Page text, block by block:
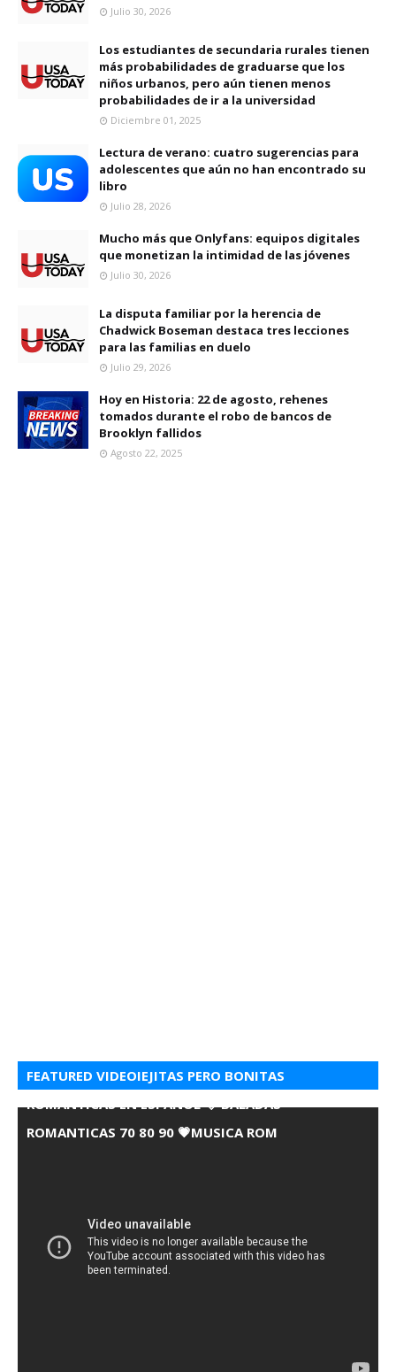
Julio 30, 2026
Los estudiantes de secundaria rurales tienen
más probabilidades de graduarse que los
niños urbanos, pero aún tienen menos
probabilidades de ir a la universidad
Diciembre 01, 2025
Lectura de verano: cuatro sugerencias para
adolescentes que aún no han encontrado su
libro
Julio 28, 2026
Mucho más que Onlyfans: equipos digitales
que monetizan la intimidad de las jóvenes
Julio 30, 2026
La disputa familiar por la herencia de
Chadwick Boseman destaca tres lecciones
para las familias en duelo
Julio 29, 2026
Hoy en Historia: 22 de agosto, rehenes
tomados durante el robo de bancos de
Brooklyn fallidos
Agosto 22, 2025
FEATURED VIDEOIEJITAS PERO BONITAS
ROMANTICAS EN ESPANOL 💘 BALADAS
ROMANTICAS 70 80 90 💗MUSICA ROM